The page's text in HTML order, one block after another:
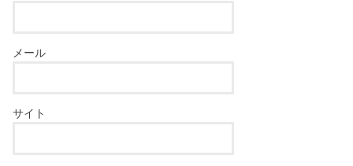
メール
サイト